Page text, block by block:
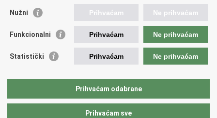
Vlada Republike Hrvatske
Agencija za pravni promet i posredovanje nekretninama
Fond za zaštitu okoliša i energetsku učinkovitost
Državne nekretnine d.o.o.
Nužni Prihvaćam Ne prihvaćam
Funkcionalni Prihvaćam Ne prihvaćam
Statistički Prihvaćam Ne prihvaćam
Prihvaćam odabrane
Prihvaćam sve